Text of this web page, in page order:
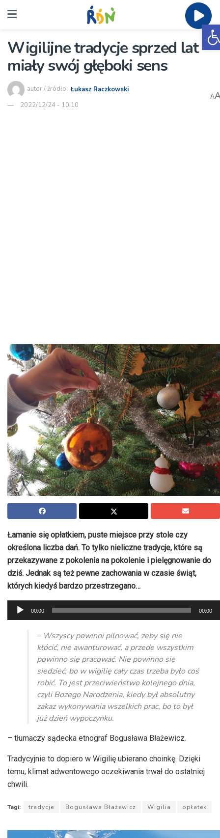
Wigilijne tradycje sprzed lat
miały swój głęboki sens
autor / źródło: Łukasz Raczkowski
2022/12/24 - 10:10
A
Łamanie się opłatkiem, puste miejsce przy stole czy
określona liczba dań. To tylko nieliczne tradycje, które są
przekazywane z pokolenia na pokolenie i pielęgnowanie do
dziś. Jednak są też pewne zachowania w czasie świąt,
których kiedyś bardzo przestrzegano…
Odtwarzacz
plików
dźwiękowych
00:00 00:00
– Wszyscy powinni pilnować, żeby się nie
kłócić, nie awanturować, a przede wszystkim
powinno się pracować. Nie powinno się
siedzieć, bo w wigilię cały czas trzeba było coś
robić. To jest przeciwieństwo kolejnego dnia,
czyli Bożego Narodzenia, kiedy był absolutny
zakaz wykonywania wszelkich prac, bo to był
już dzień wypoczynku.
– tłumaczy sądecka etnograf Bogusława Błażewicz.
Tradycyjnie to dopiero w Wigilię ubierano choinkę. Dzięki
temu, klimat adwentowego oczekiwania trwał do ostatniej
chwili.
Tagi: tradycje Bogusława Błażewicz Wigilia opłatek